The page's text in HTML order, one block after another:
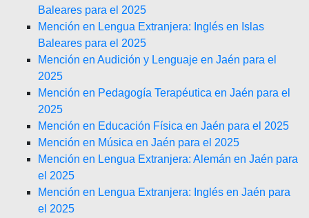
Baleares para el 2025
Mención en Lengua Extranjera: Inglés en Islas
Baleares para el 2025
Mención en Audición y Lenguaje en Jaén para el
2025
Mención en Pedagogía Terapéutica en Jaén para el
2025
Mención en Educación Física en Jaén para el 2025
Mención en Música en Jaén para el 2025
Mención en Lengua Extranjera: Alemán en Jaén para
el 2025
Mención en Lengua Extranjera: Inglés en Jaén para
el 2025